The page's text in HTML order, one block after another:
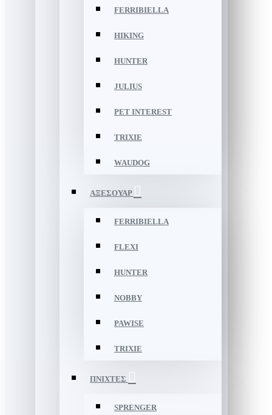
FERRIBIELLA
HIKING
HUNTER
JULIUS
PET INTEREST
TRIXIE
WAUDOG
ΑΞΕΣΟΥΑΡ
FERRIBIELLA
FLEXI
HUNTER
NOBBY
PAWISE
TRIXIE
ΠΝΙΧΤΕΣ
SPRENGER